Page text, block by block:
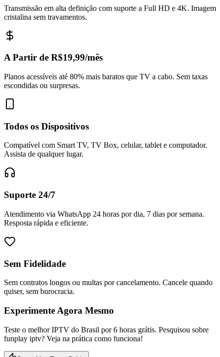
Transmissão em alta definição com suporte a Full HD e 4K. Imagem
cristalina sem travamentos.
A Partir de R$19,99/mês
Planos acessíveis até 80% mais baratos que TV a cabo. Sem taxas
escondidas ou surpresas.
Todos os Dispositivos
Compatível com Smart TV, TV Box, celular, tablet e computador.
Assista de qualquer lugar.
Suporte 24/7
Atendimento via WhatsApp 24 horas por dia, 7 dias por semana.
Resposta rápida e eficiente.
Sem Fidelidade
Sem contratos longos ou multas por cancelamento. Cancele quando
quiser, sem burocracia.
Experimente Agora Mesmo
Teste o melhor IPTV do Brasil por 6 horas grátis. Pesquisou sobre
funplay iptv? Veja na prática como funciona!